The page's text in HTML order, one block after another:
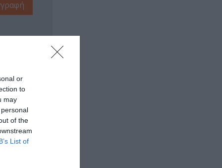
or
to
may
of the
List of